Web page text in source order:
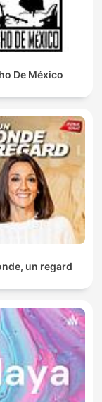
De México
un regard